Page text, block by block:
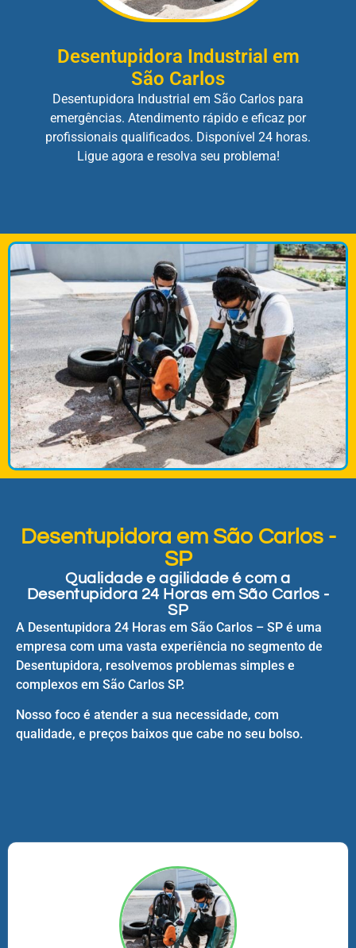
Desentupidora Industrial em
São Carlos
Desentupidora Industrial em São Carlos para
emergências. Atendimento rápido e eficaz por
profissionais qualificados. Disponível 24 horas.
Ligue agora e resolva seu problema!
Desentupidora em São Carlos -
SP
Qualidade e agilidade é com a
Desentupidora 24 Horas em São Carlos -
SP
A Desentupidora 24 Horas em São Carlos – SP é uma
empresa com uma vasta experiência no segmento de
Desentupidora, resolvemos problemas simples e
complexos em São Carlos SP.
Nosso foco é atender a sua necessidade, com
qualidade, e preços baixos que cabe no seu bolso.